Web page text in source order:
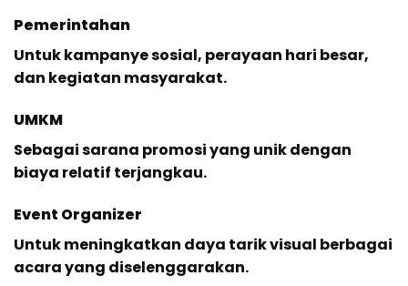
Pemerintahan
Untuk kampanye sosial, perayaan hari besar,
dan kegiatan masyarakat.
UMKM
Sebagai sarana promosi yang unik dengan
biaya relatif terjangkau.
Event Organizer
Untuk meningkatkan daya tarik visual berbagai
acara yang diselenggarakan.